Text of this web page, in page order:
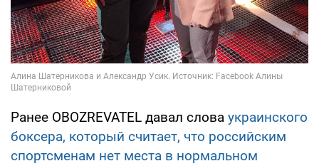
Ранее OBOZREVATEL давал слова украинского
боксера, который считает, что российским
спортсменам нет места в нормальном